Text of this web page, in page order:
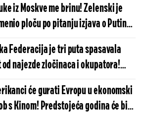
iz Moskve me brinu! Zelenski je
ploču po pitanju izjava o Putinu!
Federacija je tri puta spasavala
od najezde zločinaca i okupatora!
Evrope je da bude sluškinja
(VIDEO)
će gurati Evropu u ekonomski
s Kinom! Predstojeća godina će biti